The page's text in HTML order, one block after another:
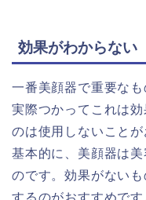
効果がわからない
一番美顔器で重要なも
実際つかってこれは
のは使用しないことが
基本的に、美顔器は
のです。効果がない
するのがおすすめです